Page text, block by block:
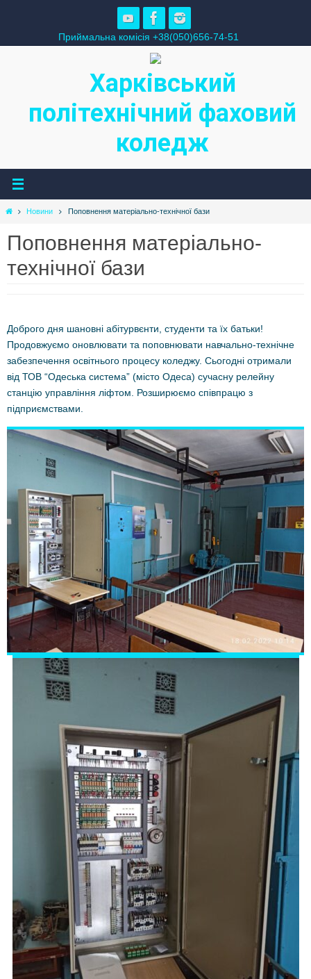
Приймальна комісія +38(050)656-74-51
Харківський
політехнічний фаховий
коледж
HomeНовини Поповнення матеріально-технічної бази
Поповнення матеріально-
технічної бази
Доброго дня шановні абітурвєнти, студенти та їх батьки!
Продовжуємо оновлювати та поповнювати навчально-технічне
забезпечення освітнього процесу коледжу. Сьогодні отримали
від ТОВ “Одеська система” (місто Одеса) сучасну релейну
станцію управління ліфтом. Розширюємо співпрацю з
підприємствами.